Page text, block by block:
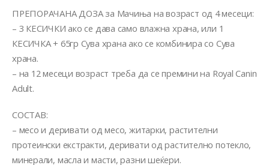
ПРЕПОРАЧАНА ДОЗА за Мачиња на возраст од 4 месеци:
– 3 КЕСИЧКИ ако се дава само влажна храна, или 1
КЕСИЧКА + 65гр Сува храна ако се комбинира со Сува
храна.
– на 12 месеци возраст треба да се премини на Royal Canin
Adult.
СОСТАВ:
– месо и деривати од месо, житарки, растителни
протеински екстракти, деривати од растително потекло,
минерали, масла и масти, разни шеќери.